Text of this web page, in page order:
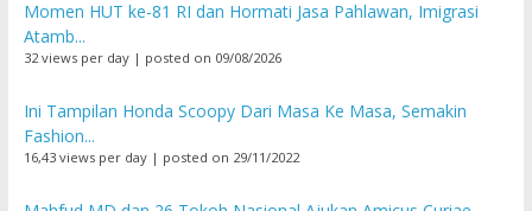
Momen HUT ke-81 RI dan Hormati Jasa Pahlawan, Imigrasi
Atamb...
32 views per day| posted on 09/08/2026
Ini Tampilan Honda Scoopy Dari Masa Ke Masa, Semakin
Fashion...
16,43 views per day| posted on 29/11/2022